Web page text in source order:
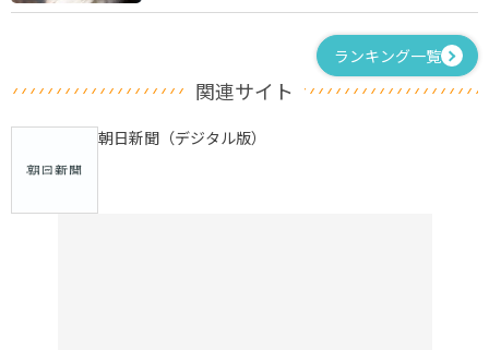
ランキング一覧
関連サイト
朝日新聞（デジタル版）